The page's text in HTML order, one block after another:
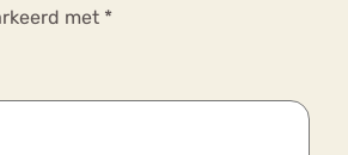
met *